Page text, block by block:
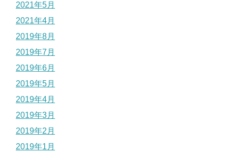
2021年5月
2021年4月
2019年8月
2019年7月
2019年6月
2019年5月
2019年4月
2019年3月
2019年2月
2019年1月